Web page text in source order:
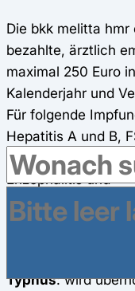
Die bkk melitta
bezahlte, ärztlich
maximal 250 Euro
Kalenderjahr und
Für folgende
Hepatitis A und B,
Typhus, Rotaviren,
Enzephalitis und
Kosten für
von Malaria.
Typhus: wird